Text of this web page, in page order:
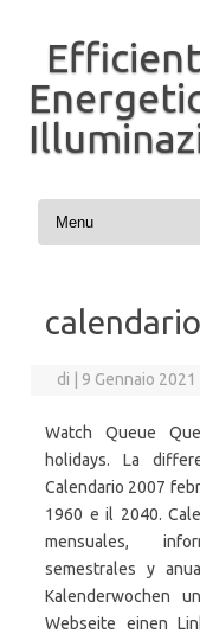
Vai al contenuto
di 9 Gennaio 2021
Watch Queue
holidays. La
Calendario 2007
1960 e il 2040.
mensuales,
semestrales y
Kalenderwochen
Webseite einen